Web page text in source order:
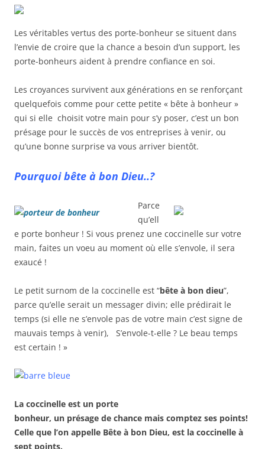
Les véritables vertus des porte-bonheur se situent dans
l’envie de croire que la chance a besoin d’un support, les
porte-bonheurs aident à prendre confiance en soi.
Les croyances survivent aux générations en se renforçant
quelquefois comme pour cette petite « bête à bonheur »
qui si elle choisit votre main pour s’y poser, c’est un bon
présage pour le succès de vos entreprises à venir, ou
qu’une bonne surprise va vous arriver bientôt.
Pourquoi bête à bon Dieu..?
Parce
qu’ell
e porte bonheur ! Si vous prenez une coccinelle sur votre
main, faites un voeu au moment où elle s’envole, il sera
exaucé !
Le petit surnom de la coccinelle est “bête à bon dieu”,
parce qu’elle serait un messager divin; elle prédirait le
temps (si elle ne s’envole pas de votre main c’est signe de
mauvais temps à venir), S’envole-t-elle ? Le beau temps
est certain ! »
La coccinelle est un porte
bonheur, un présage de chance mais comptez ses points!
Celle que l’on appelle Bête à bon Dieu, est la coccinelle à
sept points.